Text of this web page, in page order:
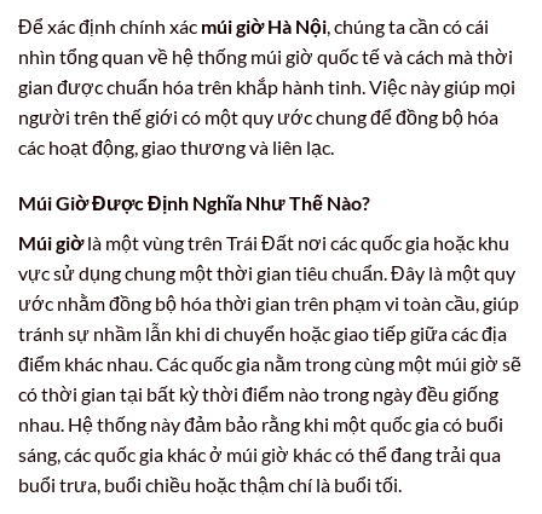
Để xác định chính xác múi giờ Hà Nội, chúng ta cần có cái
nhìn tổng quan về hệ thống múi giờ quốc tế và cách mà thời
gian được chuẩn hóa trên khắp hành tinh. Việc này giúp mọi
người trên thế giới có một quy ước chung để đồng bộ hóa
các hoạt động, giao thương và liên lạc.
Múi Giờ Được Định Nghĩa Như Thế Nào?
Múi giờlà một vùng trên Trái Đất nơi các quốc gia hoặc khu
vực sử dụng chung một thời gian tiêu chuẩn. Đây là một quy
ước nhằm đồng bộ hóa thời gian trên phạm vi toàn cầu, giúp
tránh sự nhầm lẫn khi di chuyển hoặc giao tiếp giữa các địa
điểm khác nhau. Các quốc gia nằm trong cùng một múi giờ sẽ
có thời gian tại bất kỳ thời điểm nào trong ngày đều giống
nhau. Hệ thống này đảm bảo rằng khi một quốc gia có buổi
sáng, các quốc gia khác ở múi giờ khác có thể đang trải qua
buổi trưa, buổi chiều hoặc thậm chí là buổi tối.